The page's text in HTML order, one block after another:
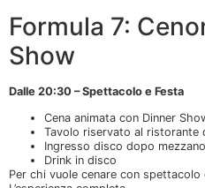
Formula 7:
Show
Dalle 20:30 – Spettacolo e Festa
Cena animata con Dinner
Tavolo riservato al ristorante
Ingresso disco dopo
Drink in disco
Per chi vuole cenare con